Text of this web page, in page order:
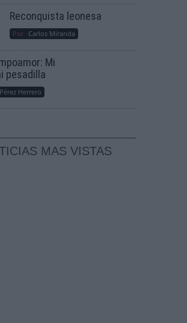
Reconquista leonesa
Por Carlos Miranda
Mi
pesadilla
Herrero
MAS VISTAS